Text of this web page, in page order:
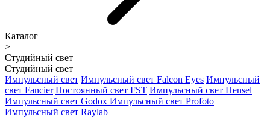
Каталог
>
Студийный свет
Студийный свет
Импульсный свет Импульсный свет Falcon Eyes Импульсный
свет Fancier Постоянный свет FST Импульсный свет Hensel
Импульсный свет Godox Импульсный свет Profoto
Импульсный свет Raylab